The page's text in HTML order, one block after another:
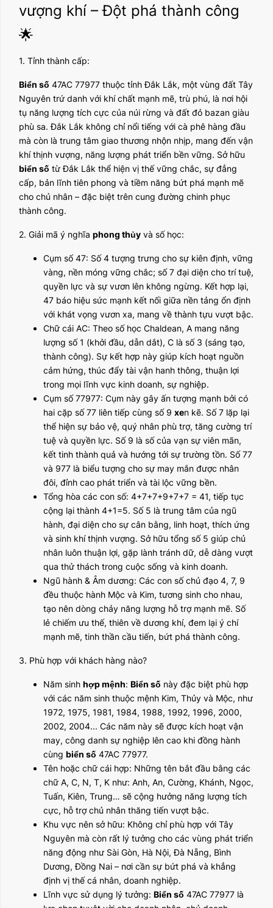
vượng khí – Đột phá thành công
🌟
1. Tỉnh thành cấp:
Biển số 47AC 77977 thuộc tỉnh Đắk Lắk, một vùng đất Tây
Nguyên trứ danh với khí chất mạnh mẽ, trù phú, là nơi hội
tụ năng lượng tích cực của núi rừng và đất đỏ bazan giàu
phù sa. Đắk Lắk không chỉ nổi tiếng với cà phê hàng đầu
mà còn là trung tâm giao thương nhộn nhịp, mang đến vận
khí thịnh vượng, năng lượng phát triển bền vững. Sở hữu
biển số từ Đắk Lắk thể hiện vị thế vững chắc, sự đẳng
cấp, bản lĩnh tiên phong và tiềm năng bứt phá mạnh mẽ
cho chủ nhân – đặc biệt trên cung đường chinh phục
thành công.
2. Giải mã ý nghĩa phong thủy và số học:
Cụm số 47: Số 4 tượng trưng cho sự kiên định, vững
vàng, nền móng vững chắc; số 7 đại diện cho trí tuệ,
quyền lực và sự vươn lên không ngừng. Kết hợp lại,
47 báo hiệu sức mạnh kết nối giữa nền tảng ổn định
với khát vọng vươn xa, mang về thành tựu vượt bậc.
Chữ cái AC: Theo số học Chaldean, A mang năng
lượng số 1 (khởi đầu, dẫn dắt), C là số 3 (sáng tạo,
thành công). Sự kết hợp này giúp kích hoạt nguồn
cảm hứng, thúc đẩy tài vận hanh thông, thuận lợi
trong mọi lĩnh vực kinh doanh, sự nghiệp.
Cụm số 77977: Cụm này gây ấn tượng mạnh bởi có
hai cặp số 77 liên tiếp cùng số 9 xen kẽ. Số 7 lặp lại
thể hiện sự bảo vệ, quý nhân phù trợ, tăng cường trí
tuệ và quyền lực. Số 9 là số của vạn sự viên mãn,
kết tinh thành quả và hướng tới sự trường tồn. Số 77
và 977 là biểu tượng cho sự may mắn được nhân
đôi, đỉnh cao phát triển và tài lộc vững bền.
Tổng hòa các con số: 4+7+7+9+7+7 = 41, tiếp tục
cộng lại thành 4+1=5. Số 5 là trung tâm của ngũ
hành, đại diện cho sự cân bằng, linh hoạt, thích ứng
và sinh khí thịnh vượng. Sở hữu tổng số 5 giúp chủ
nhân luôn thuận lợi, gặp lành tránh dữ, dễ dàng vượt
qua thử thách trong cuộc sống và kinh doanh.
Ngũ hành & Âm dương: Các con số chủ đạo 4, 7, 9
đều thuộc hành Mộc và Kim, tương sinh cho nhau,
tạo nên dòng chảy năng lượng hỗ trợ mạnh mẽ. Số
lẻ chiếm ưu thế, thiên về dương khí, đem lại ý chí
mạnh mẽ, tinh thần cầu tiến, bứt phá thành công.
3. Phù hợp với khách hàng nào?
Năm sinh hợp mệnh: Biển số này đặc biệt phù hợp
với các năm sinh thuộc mệnh Kim, Thủy và Mộc, như
1972, 1975, 1981, 1984, 1988, 1992, 1996, 2000,
2002, 2004... Các năm này sẽ được kích hoạt vận
may, công danh sự nghiệp lên cao khi đồng hành
cùng biển số 47AC 77977.
Tên hoặc chữ cái hợp: Những tên bắt đầu bằng các
chữ A, C, N, T, K như: Anh, An, Cường, Khánh, Ngọc,
Tuấn, Kiên, Trung… sẽ cộng hưởng năng lượng tích
cực, hỗ trợ chủ nhân thăng tiến vượt bậc.
Khu vực nên sở hữu: Không chỉ phù hợp với Tây
Nguyên mà còn rất lý tưởng cho các vùng phát triển
năng động như Sài Gòn, Hà Nội, Đà Nẵng, Bình
Dương, Đồng Nai – nơi cần sự bứt phá và khẳng
định vị thế cá nhân, doanh nghiệp.
Lĩnh vực sử dụng lý tưởng: Biển số 47AC 77977 là